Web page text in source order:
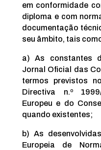
em conformidade
diploma e com
documentação
seu âmbito, tais
a) As constantes
Jornal Oficial das
termos previstos
Directiva n.º
Europeu e do
quando existentes;
b) As
Europeia de